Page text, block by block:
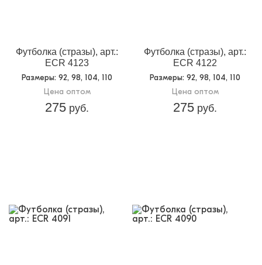
Футболка (стразы), арт.:
ECR 4123
Размеры: 92, 98, 104, 110
Цена оптом
275 руб.
Футболка (стразы), арт.:
ECR 4122
Размеры: 92, 98, 104, 110
Цена оптом
275 руб.